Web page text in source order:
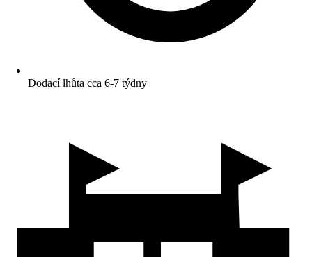
Dodací lhůta cca 6-7 týdny